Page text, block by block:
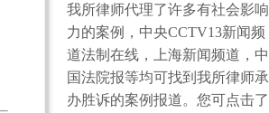
我所律师代理了许多有社会影响
力的案例，中央CCTV13新闻频
道法制在线，上海新闻频道，中
国法院报等均可找到我所律师承
办胜诉的案例报道。您可点击了